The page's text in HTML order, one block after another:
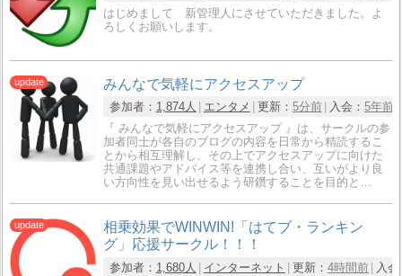
はじめまして 新管理人にさせていただきました。よ
ろしくお願いします。
みんなで気軽にアクセスアップ
参加者： 1,874人 エンタメ 更新： 5分前 入会： 5年前
『 みんなで気軽にアクセスアップ 』は、サークルの参
加者同士が各自のブログの内容を日常から精読するこ
とから相互理解し、その上でアクセスアップに向けた
共通課題やアドバイス等を連携し合い、互いがより良
い方向性を見い出せるよう研鑽することを目的と…
相乗効果でWINWIN!「はてブ・ランキン
グ」応援サークル！！！
参加者： 1,680人 インターネット 更新： 4時間前
入会